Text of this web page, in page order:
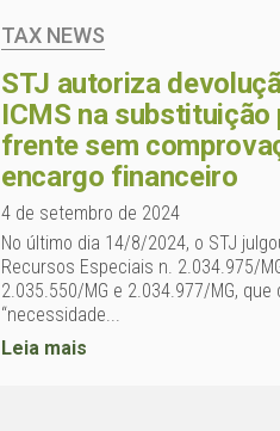
TAX NEWS
STJ autoriza
ICMS na substituição
frente sem
encargo financeiro
4 de setembro de 2024
No último dia 14/8/2024, o STJ
Recursos Especiais n. 2.034.975/
2.035.550/MG e 2.034.977/MG, que
“necessidade...
Leia mais